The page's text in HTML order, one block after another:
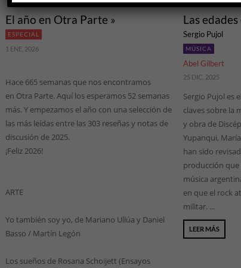
El año en Otra Parte »
ESPECIAL
1 ENE, 2026
Hace 665 semanas que nos encontramos
en Otra Parte. Aquí los esperamos 52 semanas
más. Y empezamos el año con una selección de
las más leídas entre las 303 reseñas y notas de
discusión de 2025.
¡Feliz 2026!
ARTE
Yo también soy yo, de Mariano Ullúa y Daniel
Basso / Martín Legón
Los sueños de Rosana Schoijett (Ensayos
Las
Sergio Pujol
MÚSICA
Abel Gilbert
25 DIC, 2025
Sergio Pujol es
claves sobre la
y obra de
Yupanqui,
han sido
producción que
música
en que el rock
militar. ...
LEER MÁS